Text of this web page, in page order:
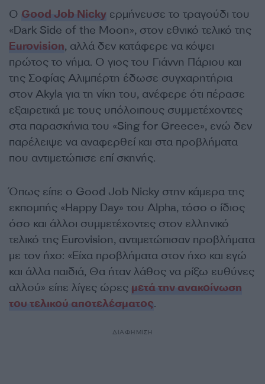
Ο Good Job Nicky ερμήνευσε το τραγούδι του
«Dark Side of the Moon», στον εθνικό τελικό της
Eurovision, αλλά δεν κατάφερε να κόψει
πρώτος το νήμα. Ο γιος του Γιάννη Πάριου και
της Σοφίας Αλιμπέρτη έδωσε συγχαρητήρια
στον Akyla για τη νίκη του, ανέφερε ότι πέρασε
εξαιρετικά με τους υπόλοιπους συμμετέχοντες
στα παρασκήνια του «Sing for Greece», ενώ δεν
παρέλειψε να αναφερθεί και στα προβλήματα
που αντιμετώπισε επί σκηνής.
Όπως είπε ο Good Job Nicky στην κάμερα της
εκπομπής «Happy Day» του Alpha, τόσο ο ίδιος
όσο και άλλοι συμμετέχοντες στον ελληνικό
τελικό της Eurovision, αντιμετώπισαν προβλήματα
με τον ήχο: «Είχα προβλήματα στον ήχο και εγώ
και άλλα παιδιά, Θα ήταν λάθος να ρίξω ευθύνες
αλλού» είπε λίγες ώρες μετά την ανακοίνωση
του τελικού αποτελέσματος.
ΔΙΑΦΗΜΙΣΗ